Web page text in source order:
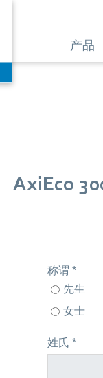
产品
AxiEco